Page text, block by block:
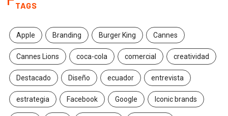
TAGS
Apple Branding Burger King Cannes
Cannes Lions coca-cola comercial creatividad
Destacado Diseño ecuador entrevista
estrategia Facebook Google Iconic brands